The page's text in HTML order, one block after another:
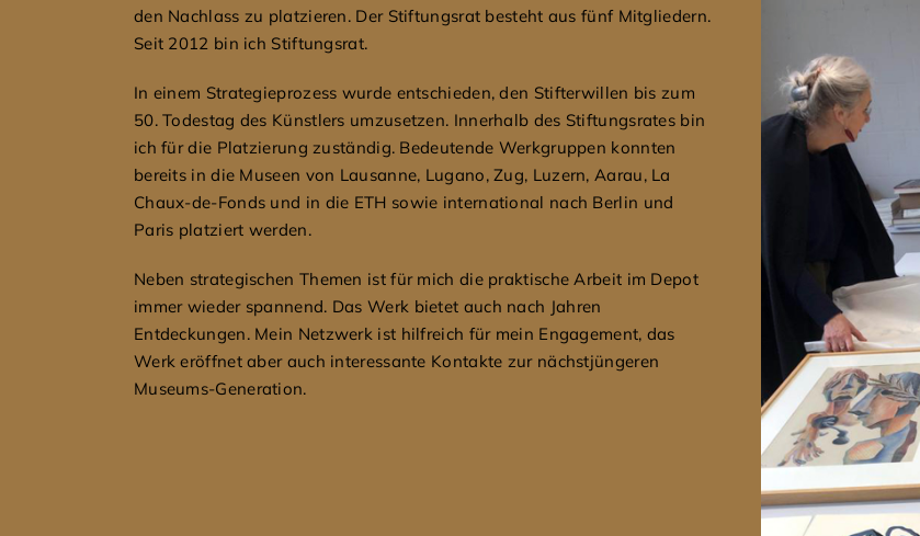
den Nachlass zu platzieren. Der Stiftungsrat besteht aus fünf Mitgliedern.
Seit 2012 bin ich Stiftungsrat.
In einem Strategieprozess wurde entschieden, den Stifterwillen bis zum
50. Todestag des Künstlers umzusetzen. Innerhalb des Stiftungsrates bin
ich für die Platzierung zuständig. Bedeutende Werkgruppen konnten
bereits in die Museen von Lausanne, Lugano, Zug, Luzern, Aarau, La
Chaux-de-Fonds und in die ETH sowie international nach Berlin und
Paris platziert werden.
Neben strategischen Themen ist für mich die praktische Arbeit im Depot
immer wieder spannend. Das Werk bietet auch nach Jahren
Entdeckungen. Mein Netzwerk ist hilfreich für mein Engagement, das
Werk eröffnet aber auch interessante Kontakte zur nächstjüngeren
Museums-Generation.